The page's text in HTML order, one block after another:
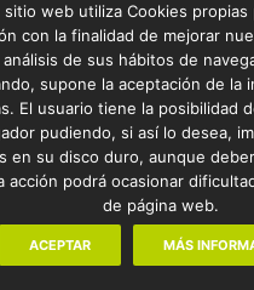
(0)
Picnic
(0)
(1)
(0)
sitio web utiliza Cookies propias
con la finalidad de mejorar
de sus hábitos de
supone la aceptación de la
El usuario tiene la posibilidad
pudiendo, si así lo desea,
en su disco duro, aunque
acción podrá ocasionar
de página web.
ACEPTAR MÁS